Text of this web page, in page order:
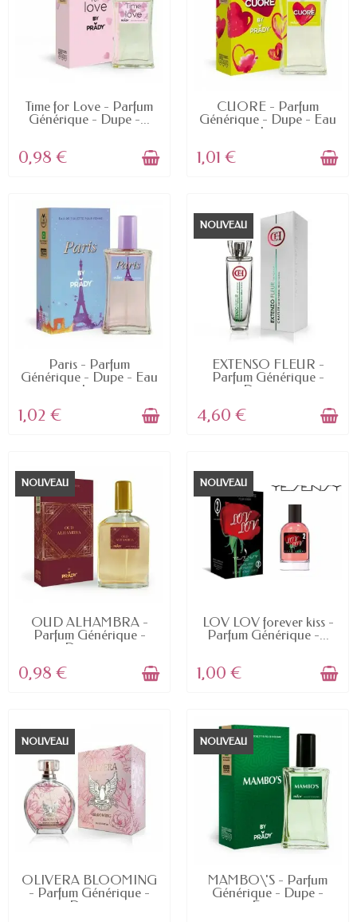
EN STOCK
Time for Love - Parfum
Générique - Dupe -...
0,98 €
EN STOCK
CUORE - Parfum
Générique - Dupe - Eau
de...
1,01 €
EN STOCK
Paris - Parfum
Générique - Dupe - Eau
de...
1,02 €
NOUVEAU
EN STOCK
EXTENSO FLEUR -
Parfum Générique -
Dupe -...
4,60 €
NOUVEAU
EN STOCK
OUD ALHAMBRA -
Parfum Générique -
Dupe -...
0,98 €
NOUVEAU
EN STOCK
LOV LOV forever kiss -
Parfum Générique -...
1,00 €
NOUVEAU
EN STOCK
OLIVERA BLOOMING
- Parfum Générique -
Dupe...
NOUVEAU
EN STOCK
MAMBO\'S - Parfum
Générique - Dupe -
Eau...